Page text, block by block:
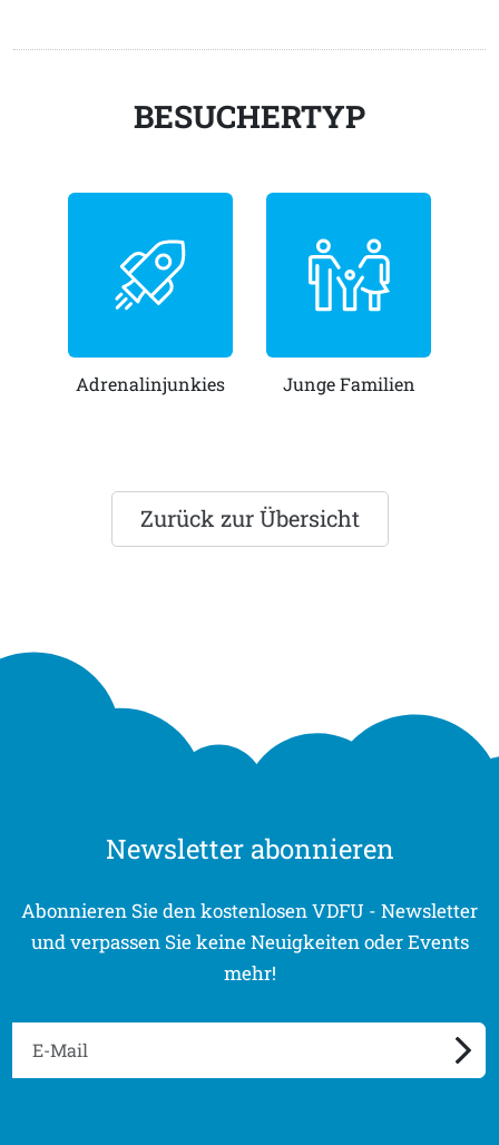
BESUCHERTYP
Adrenalinjunkies Junge Familien
Zurück zur Übersicht
Newsletter abonnieren
Abonnieren Sie den kostenlosen VDFU - Newsletter
und verpassen Sie keine Neuigkeiten oder Events
mehr!